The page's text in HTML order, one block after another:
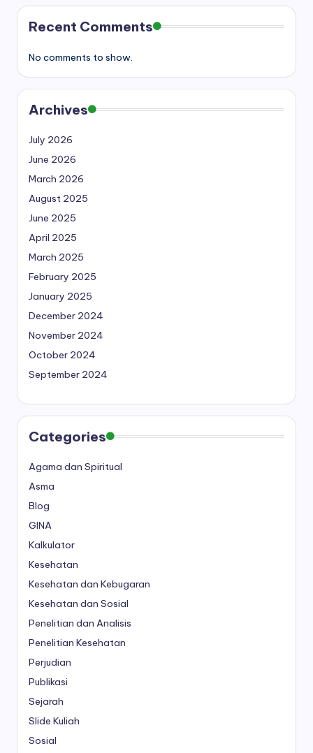
Recent Comments
No comments to show.
Archives
July 2026
June 2026
March 2026
August 2025
June 2025
April 2025
March 2025
February 2025
January 2025
December 2024
November 2024
October 2024
September 2024
Categories
Agama dan Spiritual
Asma
Blog
GINA
Kalkulator
Kesehatan
Kesehatan dan Kebugaran
Kesehatan dan Sosial
Penelitian dan Analisis
Penelitian Kesehatan
Perjudian
Publikasi
Sejarah
Slide Kuliah
Sosial